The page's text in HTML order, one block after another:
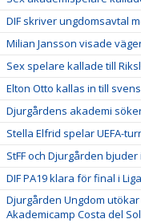
DIF skriver ungdomsavtal
Milian Jansson visade
Sex spelare kallade till
Elton Otto kallas in till
Djurgårdens akademi
Stella Elfrid spelar UEFA-
StFF och Djurgården
DIF PA19 klara för final i
Djurgården Ungdom
Akademicamp Costa del Sol